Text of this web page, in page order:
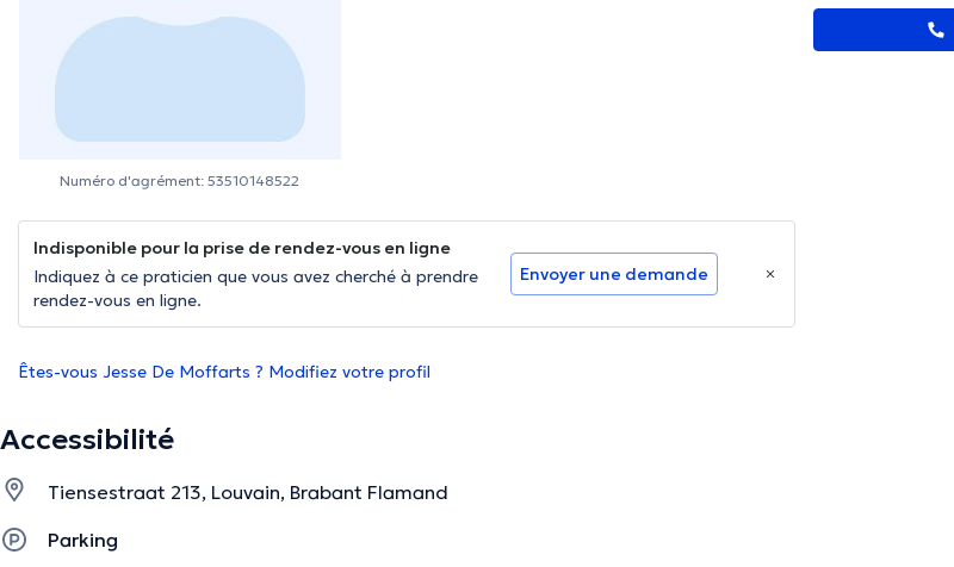
Numéro d'agrément: 53510148522
Indisponible pour la prise de rendez-vous en ligne
Indiquez à ce praticien que vous avez cherché à prendre
rendez-vous en ligne.
Envoyer une demande
Êtes-vous Jesse De Moffarts ? Modifiez votre profil
Accessibilité
Tiensestraat 213, Louvain, Brabant Flamand
Parking